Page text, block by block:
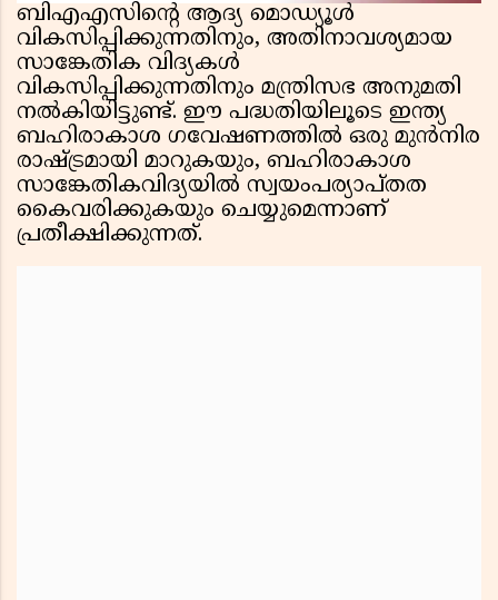
ബിഎഎസിന്റെ ആദ്യ മൊഡ്യൂൾ
വികസിപ്പിക്കുന്നതിനും, അതിനാവശ്യമായ
സാങ്കേതിക വിദ്യകൾ
വികസിപ്പിക്കുന്നതിനും മന്ത്രിസഭ അനുമതി
നൽകിയിട്ടുണ്ട്. ഈ പദ്ധതിയിലൂടെ ഇന്ത്യ
ബഹിരാകാശ ഗവേഷണത്തിൽ ഒരു മുൻനിര
രാഷ്ട്രമായി മാറുകയും, ബഹിരാകാശ
സാങ്കേതികവിദ്യയിൽ സ്വയംപര്യാപ്തത
കൈവരിക്കുകയും ചെയ്യുമെന്നാണ്
പ്രതീക്ഷിക്കുന്നത്.